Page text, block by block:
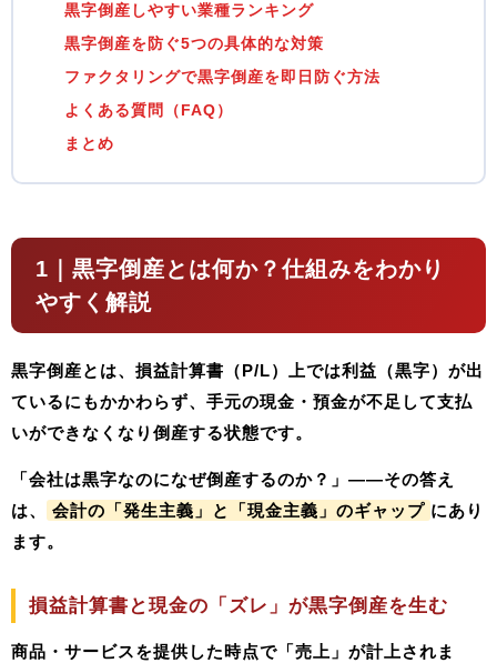
黒字倒産しやすい業種ランキング
黒字倒産を防ぐ5つの具体的な対策
ファクタリングで黒字倒産を即日防ぐ方法
よくある質問（FAQ）
まとめ
1｜黒字倒産とは何か？仕組みをわかり
やすく解説
黒字倒産とは、 損益計算書（P/L）上では利益（黒字）が出
ているにもかかわらず、手元の現金・預金が不足して支払
いができなくなり倒産する状態です。
「会社は黒字なのになぜ倒産するのか？」——その答え
は、
会計の「発生主義」と「現金主義」のギャップ にあり
ます。
損益計算書と現金の「ズレ」が黒字倒産を生む
商品・サービスを提供した時点で「売上」が計上されま